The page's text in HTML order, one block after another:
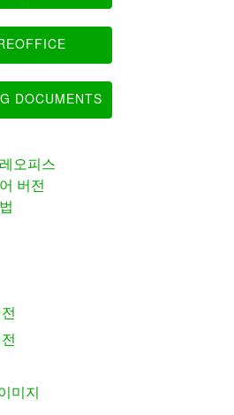
DOCUMENTS
오피스
버전
미지